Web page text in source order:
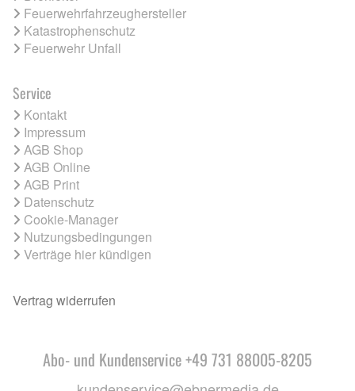
Feuerwehrfahrzeughersteller
Katastrophenschutz
Feuerwehr Unfall
Service
Kontakt
Impressum
AGB Shop
AGB Online
AGB Print
Datenschutz
Cookie-Manager
Nutzungsbedingungen
Verträge hier kündigen
Vertrag widerrufen
Abo- und Kundenservice +49 731 88005-8205